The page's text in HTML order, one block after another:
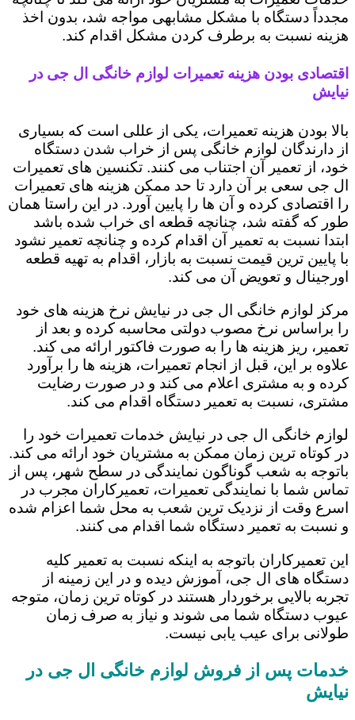
مجدداً دستگاه با مشکل مشابهی مواجه شد، بدون اخذ
هزینه نسبت به برطرف کردن مشکل اقدام کند.
اقتصادی بودن هزینه تعمیرات لوازم خانگی ال جی در
نیایش
بالا بودن هزینه تعمیرات، یکی از عللی است که بسیاری
از دارندگان لوازم خانگی پس از خراب شدن دستگاه
خود، از تعمیر آن اجتناب می کنند. تکنسین های تعمیرات
ال جی سعی بر آن دارد تا حد ممکن هزینه های تعمیرات
را اقتصادی کرده و آن ها را پایین آورد. در این راستا همان
طور که گفته شد، چنانچه قطعه ای خراب شده باشد
ابتدا نسبت به تعمیر آن اقدام کرده و چنانچه تعمیر نشود
با پایین ترین قیمت نسبت به بازار، اقدام به تهیه قطعه
اورجینال و تعویض آن می کند.
مرکز لوازم خانگی ال جی در نیایش نرخ هزینه های خود
را براساس نرخ مصوب دولتی محاسبه کرده و بعد از
تعمیر، ریز هزینه ها را به صورت فاکتور ارائه می کند.
علاوه بر این، قبل از انجام تعمیرات، هزینه ها را برآورد
کرده و به مشتری اعلام می کند و در صورت رضایت
مشتری، نسبت به تعمیر دستگاه اقدام می کند.
لوازم خانگی ال جی در نیایش خدمات تعمیرات خود را
در کوتاه ترین زمان ممکن به مشتریان خود ارائه می کند.
باتوجه به شعب گوناگون نمایندگی در سطح شهر، پس از
تماس شما با نمایندگی تعمیرات، تعمیرکاران مجرب در
اسرع وقت از نزدیک ترین شعب به محل شما اعزام شده
و نسبت به تعمیر دستگاه شما اقدام می کنند.
این تعمیرکاران باتوجه به اینکه نسبت به تعمیر کلیه
دستگاه های ال جی، آموزش دیده و در این زمینه از
تجربه بالایی برخوردار هستند در کوتاه ترین زمان، متوجه
عیوب دستگاه شما می شوند و نیاز به صرف زمان
طولانی برای عیب یابی نیست.
خدمات پس از فروش لوازم خانگی ال جی در
نیایش